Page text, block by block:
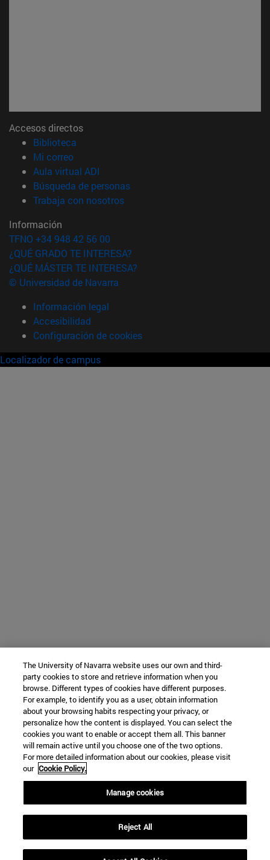
Accesos directos
Biblioteca
Mi correo(abre en nueva ventana)
Aula virtual ADI
Búsqueda de personas(abre en nueva ventana)
Trabaja con nosotros(abre en nueva ventana)
Información
TFNO +34 948 42 56 00
¿QUÉ GRADO TE INTERESA?
¿QUÉ MÁSTER TE INTERESA?
© Universidad de Navarra
Información legal
Accesibilidad
Configuración de cookies
Localizador de campus
The University of Navarra website uses our own and third-
party cookies to store and retrieve information when you
browse. Different types of cookies have different purposes.
For example, to identify you as a user, obtain information
about your browsing habits respecting your privacy, or
personalize how the content is displayed. You can select the
cookies you want to enable or accept them all. This banner
will remain active until you choose one of the two options.
For more detailed information about our cookies, please visit
our Cookie Policy.
Manage cookies
Reject All